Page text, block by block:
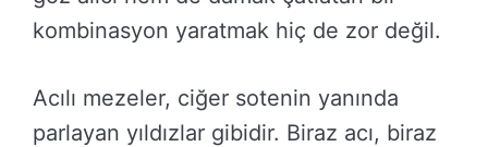
kombinasyon yaratmak hiç de zor değil.
Acılı mezeler, ciğer sotenin yanında
parlayan yıldızlar gibidir. Biraz acı, biraz